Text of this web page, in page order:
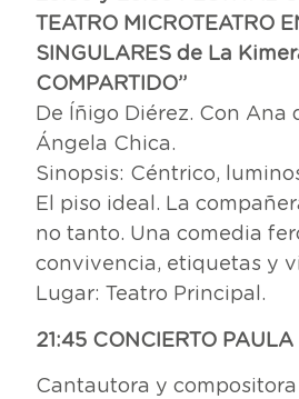
TEATRO MICROTEATRO
SINGULARES de La
COMPARTIDO”
De Íñigo Diérez. Con Ana
Ángela Chica.
Sinopsis: Céntrico,
El piso ideal. La
no tanto. Una comedia
convivencia, etiquetas y
Lugar: Teatro Principal.
21:45 CONCIERTO
Cantautora y